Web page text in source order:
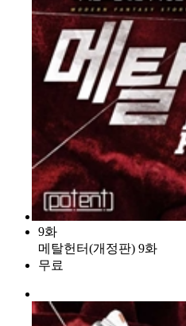
9화
메탈헌터(개정판) 9화
무료